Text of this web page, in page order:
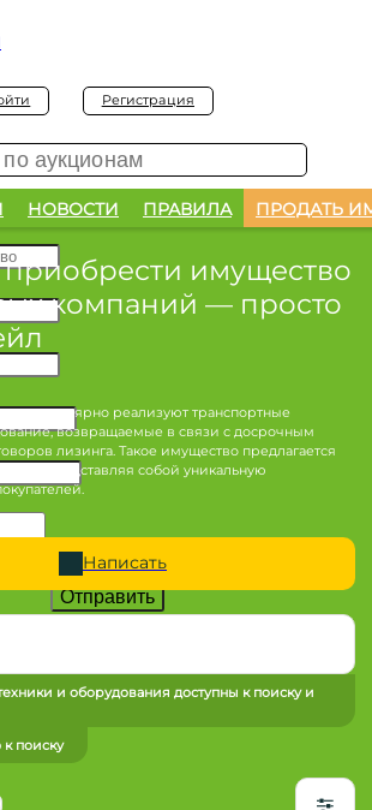
Регистрация
НОВОСТИ ПРАВИЛА ПРОДАТЬ
имущество
компаний — просто
регулярно реализуют транспортные
возвращаемые в связи с досрочным
лизинга. Такое имущество предлагается
представляя собой уникальную
Написать
и оборудования доступны к поиску и
к поиску
на покупку изъятого а/м
Отправить